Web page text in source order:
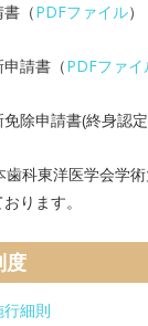
（PDFファイル）
請書（PDFファイ
除申請書(終身認
科東洋医学会学
ります。
度
細則